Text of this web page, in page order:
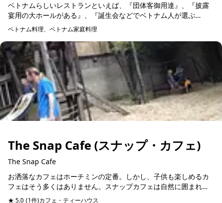
ベトナムらしいレストランといえば、『団体客御用達』、『披露
宴用の大ホールがある』、『誕生会などでベトナム人が選ぶ
店』、『ビュッフェと鍋料理が必ずある』といった要件を満たし
ている店。そのすべてに該...
ベトナム料理、ベトナム家庭料理
The Snap Cafe (スナップ・カフェ)
The Snap Cafe
お洒落なカフェはホーチミンの定番。しかし、子供も楽しめるカ
フェはそう多くはありません。スナップカフェは自然に囲まれた
敷地で子供の遊べる遊具付の広場が完備されており、また記念イ
★ 5.0 (1件)カフェ・ティーハウス